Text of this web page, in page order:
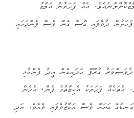
އެއް ފަހަރުން އަމާޒު
ދުވެފައި ގޮސް ގެން ވެސް ފެންޖަހައި
ގުރޫޕް ހަދައިގެން އީދު ފެންކުޅި
އެތަކެއް ފަހަރަކު އެކިޒާތުގެ ފެން، އެހެން
ގަޔަށް ވެސް އަމާޒުވެފައި ވެއެވެ. އަދި